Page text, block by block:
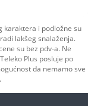
karaktera i podložne su
lakšeg snalaženja.
su bez pdv-a. Ne
Plus posluje po
da nemamo sve